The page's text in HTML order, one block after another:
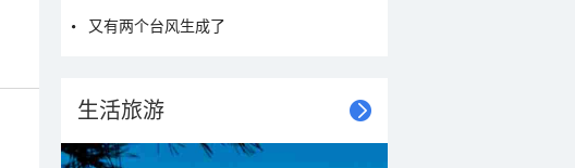
又有两个台风生成了
生活旅游